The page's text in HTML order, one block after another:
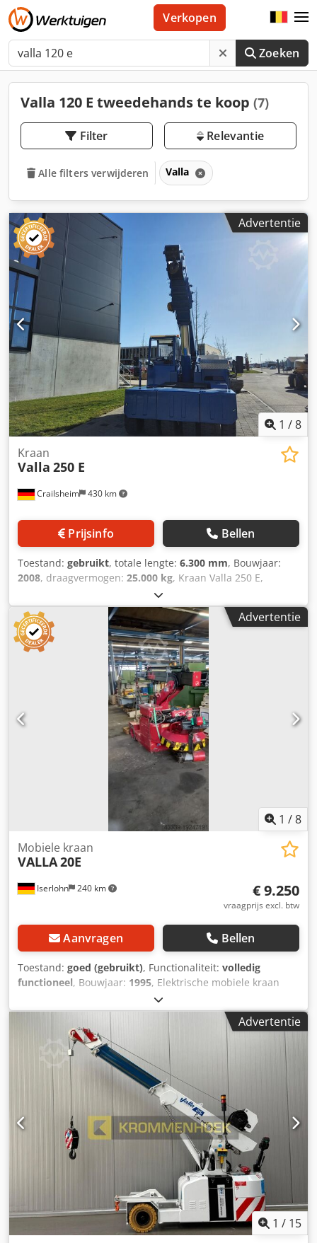
Zoeken
Verkopen
Valla 120 E tweedehands te koop (7)
Filter Relevantie
Alle filters verwijderen Valla
Advertentie
1 /8
Crailsheim 430 km
Kraan
Valla 250 E
Prijsinfo Bellen
Toestand: gebruikt, totale lengte: 6.300 mm, Bouwjaar:
2008, draagvermogen: 25.000 kg, Kraan Valla 250 E,
elektrische aandrijving, bouwjaar 2008, hefvermogen
25.000 kg Djdpfx Ajyvv Amekvswa
Advertentie
1 /8
Iserlohn 240 km
Mobiele kraan
VALLA20E
€ 9.250
vraagprijs excl. btw
Aanvragen Bellen
Toestand: goed (gebruikt), Functionaliteit: volledig
functioneel, Bouwjaar: 1995, Elektrische mobiele kraan
Djdpfx Aswnpc Dekvswa Valla E20 Klaar voor gebruik.
Advertentie
1 / 15